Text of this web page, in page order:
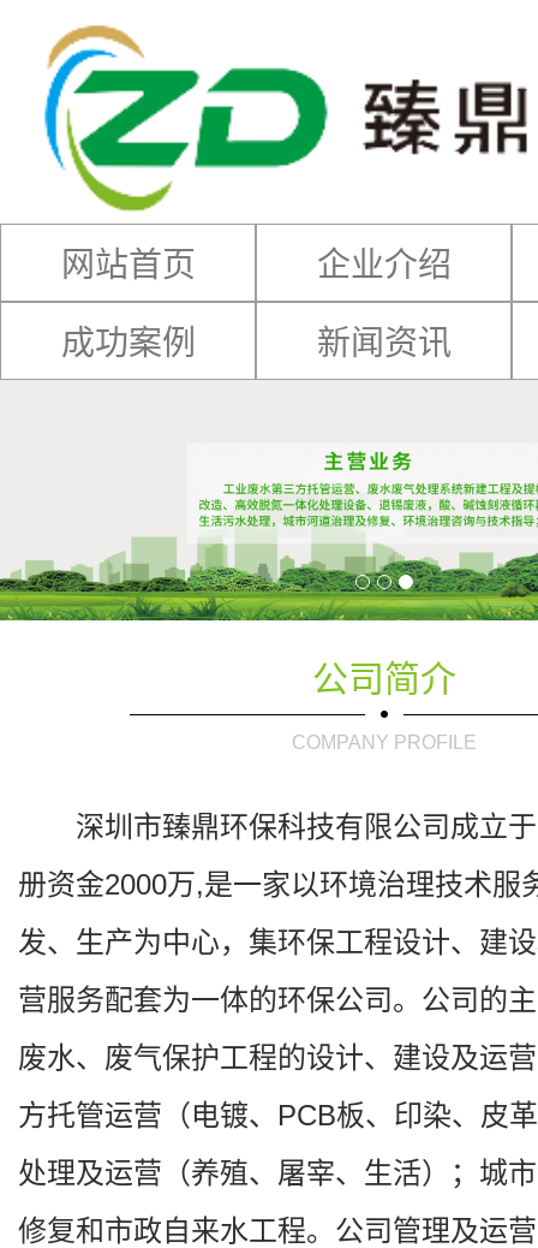
网站首页 企业介绍
成功案例 新闻资讯
公司简介
COMPANY PROFILE
深圳市臻鼎环保科技有限公司成立
册资金2000万,是一家以环境治理技术服
发、生产为中心，集环保工程设计、建
营服务配套为一体的环保公司。公司的
废水、废气保护工程的设计、建设及运
方托管运营（电镀、PCB板、印染、皮
处理及运营（养殖、屠宰、生活）；城
修复和市政自来水工程。公司管理及运